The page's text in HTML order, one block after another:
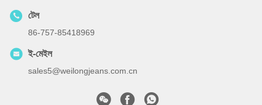
টেল
86-757-85418969
ই-মেইল
sales5@weilongjeans.com.cn